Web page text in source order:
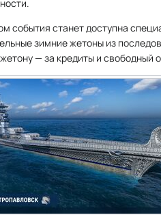
события станет доступна
зимние жетоны из
— за кредиты и свободный